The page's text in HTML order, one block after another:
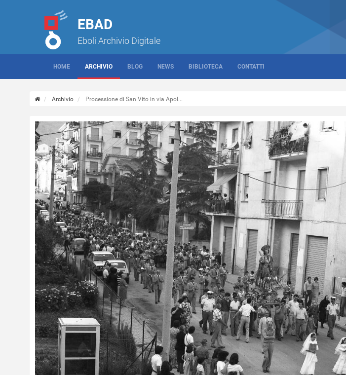
EBAD
Eboli Archivio Digitale
HOME ARCHIVIO BLOG NEWS BIBLIOTECA CONTATTI
Archivio Processione di San Vito in via Apol...